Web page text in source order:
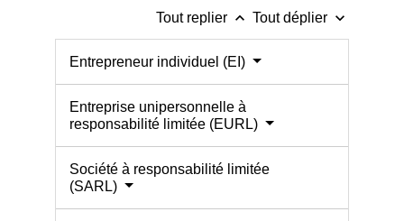
Tout replier keyboard_arrow_up Tout déplier keyboard_arrow_down
Entrepreneur individuel (EI)
Entreprise unipersonnelle à
responsabilité limitée (EURL)
Société à responsabilité limitée
(SARL)